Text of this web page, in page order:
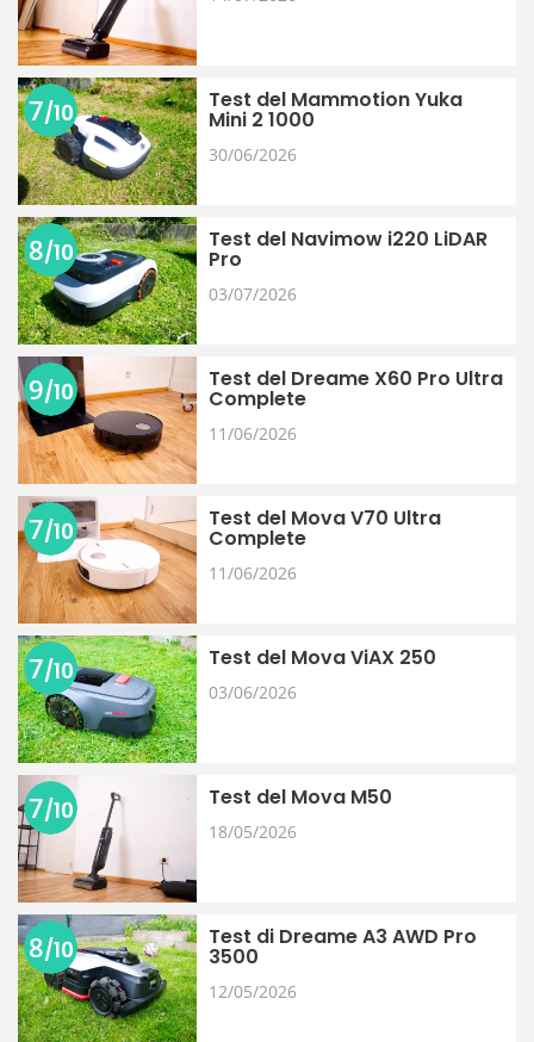
Test del Mammotion Yuka
Mini 2 1000
30/06/2026
7/10
Test del Navimow i220 LiDAR
Pro
03/07/2026
8/10
Test del Dreame X60 Pro Ultra
Complete
11/06/2026
9/10
Test del Mova V70 Ultra
Complete
11/06/2026
7/10
Test del Mova ViAX 250
03/06/2026
7/10
Test del Mova M50
18/05/2026
7/10
Test di Dreame A3 AWD Pro
3500
12/05/2026
8/10